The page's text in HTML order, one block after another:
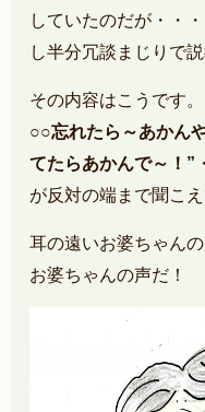
していたのだが・・
し半分冗談まじりで
その内容はこうです。
○○忘れたら～あかん
てたらあかんで～！”
が反対の端まで聞こえ
耳の遠いお婆ちゃん
お婆ちゃんの声だ！